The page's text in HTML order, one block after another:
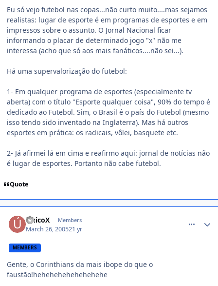
Eu só vejo futebol nas copas...não curto muito....mas sejamos
realistas: lugar de esporte é em programas de esportes e em
impressos sobre o assunto. O Jornal Nacional ficar
informando o placar de determinado jogo "x" não me
interessa (acho que só aos mais fanáticos....não sei...).
Há uma supervalorização do futebol:
1- Em qualquer programa de esportes (especialmente tv
aberta) com o título "Esporte qualquer coisa", 90% do tempo é
dedicado ao Futebol. Sim, o Brasil é o país do Futebol (mesmo
isso tendo sido inventado na Inglaterra). Mas há outros
esportes em prática: os radicais, vôlei, basquete etc.
2- Já afirmei lá em cima e reafirmo aqui: jornal de notícias não
é lugar de esportes. Portanto não cabe futebol.
Quote
ÚnicoX Members
March 26, 200521 yr
MEMBERS
Gente, o Corinthians da mais ibope do que o
faustão!hehehehehehehehehe